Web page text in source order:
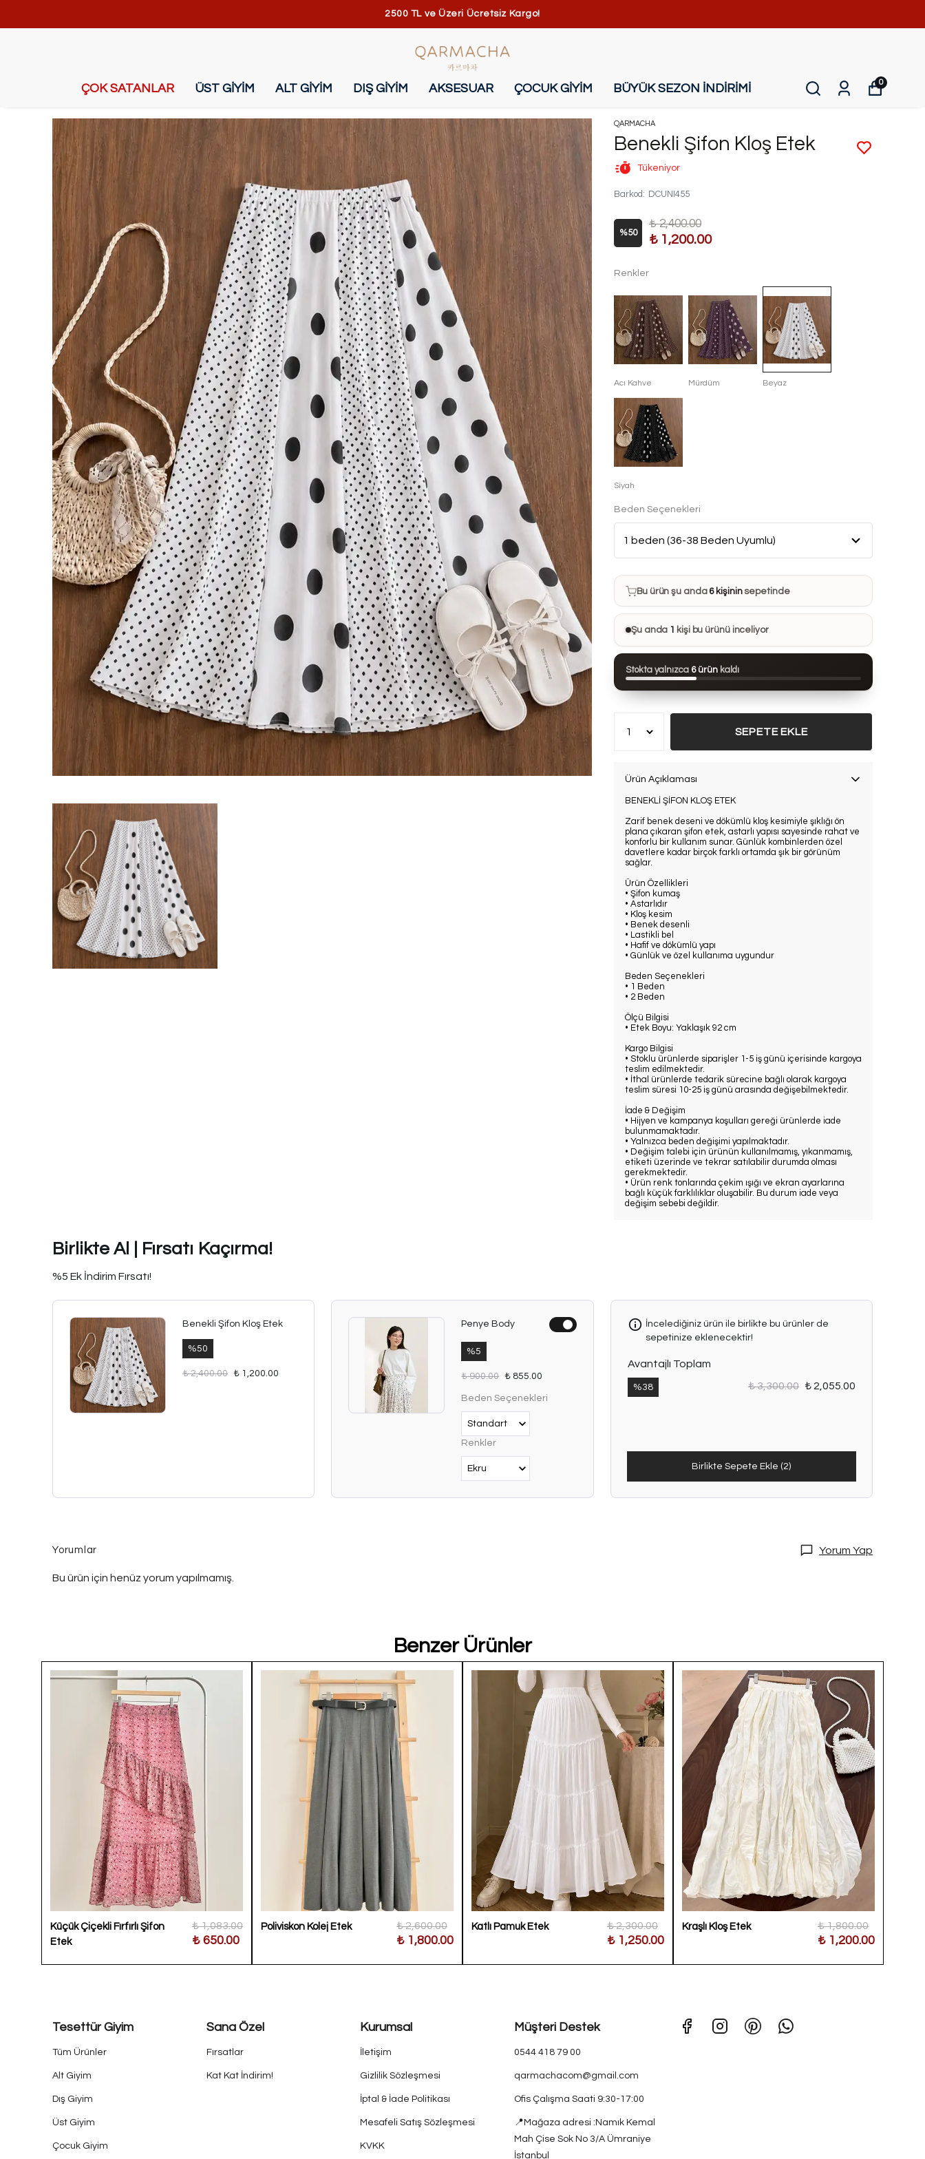
2500 TL ve Üzeri Ücretsiz Kargo!
ÇOK SATANLAR ÜST GİYİM ALT GİYİM DIŞ GİYİM AKSESUAR ÇOCUK GİYİM BÜYÜK SEZON İNDİRİMİ 0
QARMACHA
Benekli Şifon Kloş Etek
Tükeniyor
Barkod : DCUNI455
%50
₺ 2,400.00
₺ 1,200.00
Renkler
Acı Kahve Mürdüm Beyaz
Siyah
Beden Seçenekleri
Bu ürün son 7 günde6 kezsatın alındı
Bu ürün şu anda 6 kişininsepetinde
Bu ürünü 22 kişi favorilerine ekledi
Bu ürün son 24 saatte110 kezgörüntülendi
Şu anda 1 kişi bu ürünü inceliyor
Stokta yalnızca 6 ürün kaldı
SEPETE EKLE
Ürün Açıklaması
BENEKLİ ŞİFON KLOŞ ETEK
Zarif benek deseni ve dökümlü kloş kesimiyle şıklığı ön
plana çıkaran şifon etek, astarlı yapısı sayesinde rahat ve
konforlu bir kullanım sunar. Günlük kombinlerden özel
davetlere kadar birçok farklı ortamda şık bir görünüm
sağlar.
Ürün Özellikleri
• Şifon kumaş
• Astarlıdır
• Kloş kesim
• Benek desenli
• Lastikli bel
• Hafif ve dökümlü yapı
• Günlük ve özel kullanıma uygundur
Beden Seçenekleri
• 1 Beden
• 2 Beden
Ölçü Bilgisi
• Etek Boyu: Yaklaşık 92 cm
Kargo Bilgisi
• Stoklu ürünlerde siparişler 1-5 iş günü içerisinde kargoya
teslim edilmektedir.
• İthal ürünlerde tedarik sürecine bağlı olarak kargoya
teslim süresi 10-25 iş günü arasında değişebilmektedir.
İade & Değişim
• Hijyen ve kampanya koşulları gereği ürünlerde iade
bulunmamaktadır.
• Yalnızca beden değişimi yapılmaktadır.
• Değişim talebi için ürünün kullanılmamış, yıkanmamış,
etiketi üzerinde ve tekrar satılabilir durumda olması
gerekmektedir.
• Ürün renk tonlarında çekim ışığı ve ekran ayarlarına
bağlı küçük farklılıklar oluşabilir. Bu durum iade veya
değişim sebebi değildir.
Birlikte Al | Fırsatı Kaçırma!
%5 Ek İndirim Fırsatı!
Benekli Şifon Kloş Etek
%50
₺ 2,400.00 ₺ 1,200.00
Penye Body
%5
₺ 900.00 ₺ 855.00
Beden Seçenekleri
Renkler
İncelediğiniz ürün ile birlikte bu ürünler de
sepetinize eklenecektir!
Avantajlı Toplam
%38 ₺ 3,300.00 ₺ 2,055.00
Birlikte Sepete Ekle (2)
Yorumlar Yorum Yap
Bu ürün için henüz yorum yapılmamış.
Benzer Ürünler
Küçük Çiçekli Fırfırlı Şifon
Etek
₺ 1,083.00
₺ 650.00
Poliviskon Kolej Etek ₺ 2,600.00
₺ 1,800.00
Katlı Pamuk Etek ₺ 2,300.00
₺ 1,250.00
Kraşlı Kloş Etek ₺ 1,800.00
₺ 1,200.00
Tesettür Giyim
Tüm Ürünler
Alt Giyim
Dış Giyim
Üst Giyim
Çocuk Giyim
Sana Özel
Fırsatlar
Kat Kat İndirim!
Kurumsal
İletişim
Gizlilik Sözleşmesi
İptal & İade Politikası
Mesafeli Satış Sözleşmesi
KVKK
Müşteri Destek
0544 418 79 00
qarmachacom@gmail.com
Ofis Çalışma Saati 9:30-17:00
📍Mağaza adresi :Namık Kemal
Mah Çise Sok No 3/A Ümraniye
İstanbul